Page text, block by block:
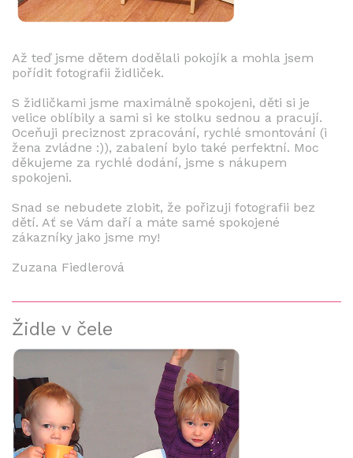
Až teď jsme dětem dodělali pokojík a mohla jsem
pořídit fotografii židliček.
S židličkami jsme maximálně spokojeni, děti si je
velice oblíbily a sami si ke stolku sednou a pracují.
Oceňuji preciznost zpracování, rychlé smontování (i
žena zvládne :)), zabalení bylo také perfektní. Moc
děkujeme za rychlé dodání, jsme s nákupem
spokojeni.
Snad se nebudete zlobit, že pořizuji fotografii bez
dětí. Ať se Vám daří a máte samé spokojené
zákazníky jako jsme my!
Zuzana Fiedlerová
Židle v čele